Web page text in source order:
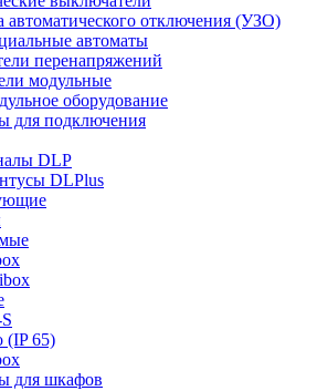
автоматического отключения (УЗО)
автоматы
перенапряжений
модульные
оборудование
для подключения
DLP
DLPlus
(IP 65)
для шкафов